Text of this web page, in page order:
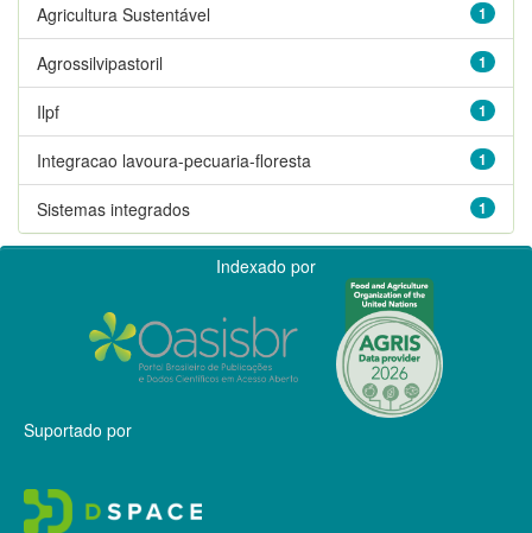
1
Agricultura Sustentável
1
Agrossilvipastoril
1
Ilpf
1
Integracao lavoura-pecuaria-floresta
1
Sistemas integrados
Indexado por
Suportado por